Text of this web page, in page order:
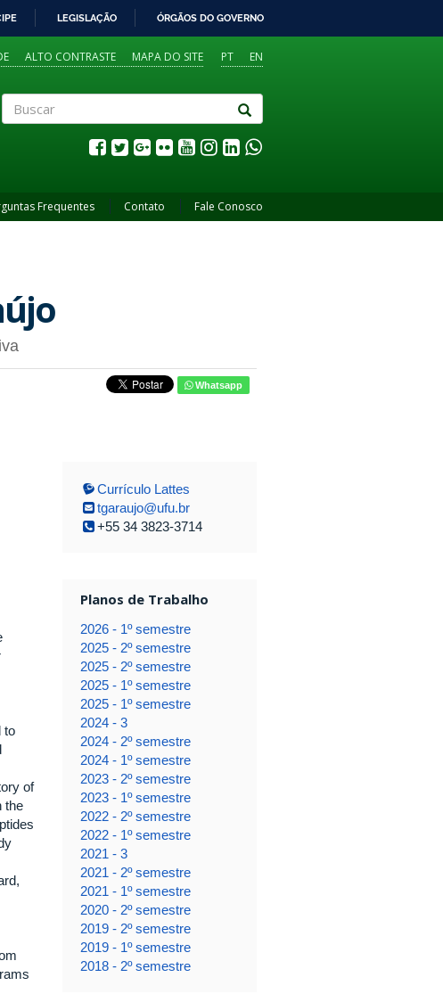
LEGISLAÇÃO ÓRGÃOS DO GOVERNO
PT EN
ALTO CONTRASTE MAPA DO SITE
Frequentes Contato Fale Conosco
Whatsapp
to
of
the
Currículo Lattes
tgaraujo@ufu.br
+55 34 3823-3714
Planos de Trabalho
2026 - 1º semestre
2025 - 2º semestre
2025 - 2º semestre
2025 - 1º semestre
2025 - 1º semestre
2024 - 3
2024 - 2º semestre
2024 - 1º semestre
2023 - 2º semestre
2023 - 1º semestre
2022 - 2º semestre
2022 - 1º semestre
2021 - 3
2021 - 2º semestre
2021 - 1º semestre
2020 - 2º semestre
2019 - 2º semestre
2019 - 1º semestre
2018 - 2º semestre